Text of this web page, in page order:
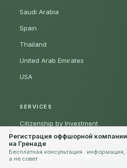
Регистрация оффшорной компании
на Гренаде
Бесплатная консультация · информация,
а не совет
Saudi Arabia
Spain
Thailand
United Arab Emirates
USA
SERVICES
Citizenship by Investment
Residency by Investment
Citizenship by Marriage